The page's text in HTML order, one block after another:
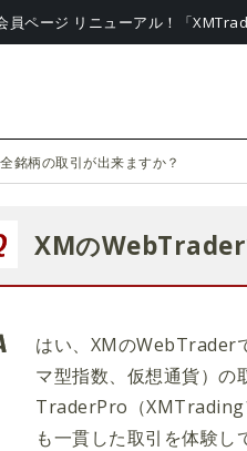
員ページ リニューアル！「
銘柄の取引が出来ますか？
XMのWebTrader
はい、XMのWebTrader
マ型指数、仮想通貨）
TraderPro（XMTrading
も一貫した取引を体験し